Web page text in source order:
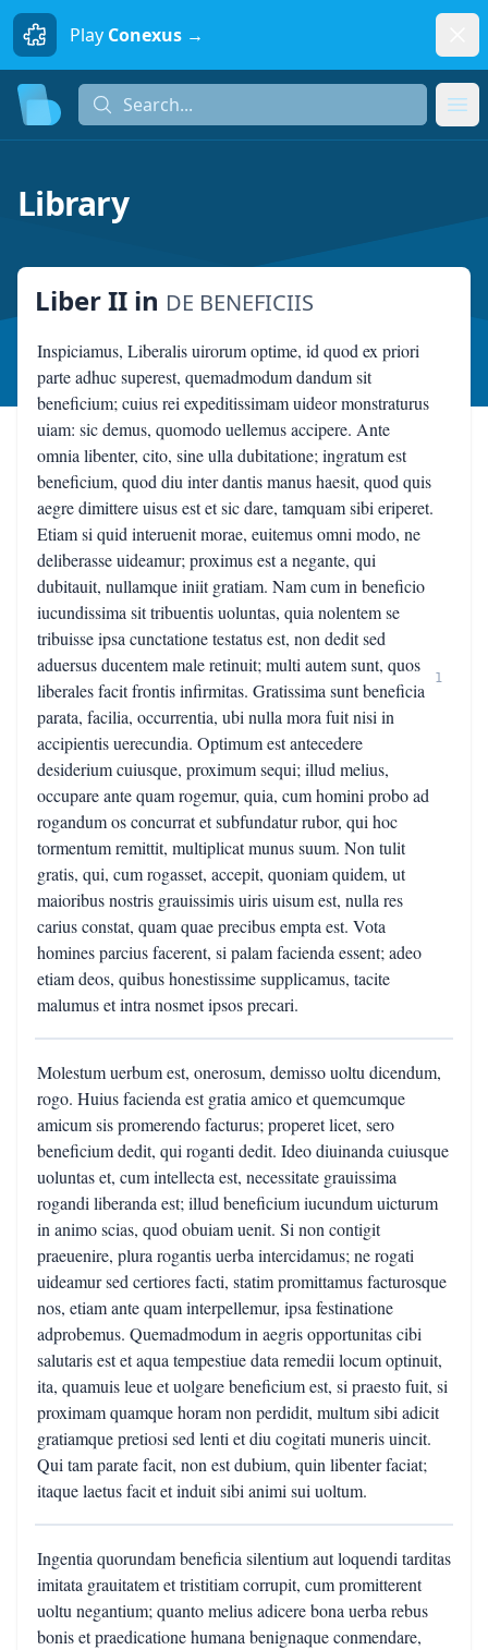
Play Conexus →
Search...
Library
Liber II in DE BENEFICIIS
Inspiciamus, Liberalis uirorum optime, id quod ex priori
parte adhuc superest, quemadmodum dandum sit
beneficium; cuius rei expeditissimam uideor monstraturus
uiam: sic demus, quomodo uellemus accipere. Ante
omnia libenter, cito, sine ulla dubitatione; ingratum est
beneficium, quod diu inter dantis manus haesit, quod quis
aegre dimittere uisus est et sic dare, tamquam sibi eriperet.
Etiam si quid interuenit morae, euitemus omni modo, ne
deliberasse uideamur; proximus est a negante, qui
dubitauit, nullamque iniit gratiam. Nam cum in beneficio
iucundissima sit tribuentis uoluntas, quia nolentem se
tribuisse ipsa cunctatione testatus est, non dedit sed
aduersus ducentem male retinuit; multi autem sunt, quos
liberales facit frontis infirmitas. Gratissima sunt beneficia
parata, facilia, occurrentia, ubi nulla mora fuit nisi in
accipientis uerecundia. Optimum est antecedere
desiderium cuiusque, proximum sequi; illud melius,
occupare ante quam rogemur, quia, cum homini probo ad
rogandum os concurrat et subfundatur rubor, qui hoc
tormentum remittit, multiplicat munus suum. Non tulit
gratis, qui, cum rogasset, accepit, quoniam quidem, ut
maioribus nostris grauissimis uiris uisum est, nulla res
carius constat, quam quae precibus empta est. Vota
homines parcius facerent, si palam facienda essent; adeo
etiam deos, quibus honestissime supplicamus, tacite
malumus et intra nosmet ipsos precari.
1
Molestum uerbum est, onerosum, demisso uoltu dicendum,
rogo. Huius facienda est gratia amico et quemcumque
amicum sis promerendo facturus; properet licet, sero
beneficium dedit, qui roganti dedit. Ideo diuinanda cuiusque
uoluntas et, cum intellecta est, necessitate grauissima
rogandi liberanda est; illud beneficium iucundum uicturum
in animo scias, quod obuiam uenit. Si non contigit
praeuenire, plura rogantis uerba intercidamus; ne rogati
uideamur sed certiores facti, statim promittamus facturosque
nos, etiam ante quam interpellemur, ipsa festinatione
adprobemus. Quemadmodum in aegris opportunitas cibi
salutaris est et aqua tempestiue data remedii locum optinuit,
ita, quamuis leue et uolgare beneficium est, si praesto fuit, si
proximam quamque horam non perdidit, multum sibi adicit
gratiamque pretiosi sed lenti et diu cogitati muneris uincit.
Qui tam parate facit, non est dubium, quin libenter faciat;
itaque laetus facit et induit sibi animi sui uoltum.
Ingentia quorundam beneficia silentium aut loquendi tarditas
imitata grauitatem et tristitiam corrupit, cum promitterent
uoltu negantium; quanto melius adicere bona uerba rebus
bonis et praedicatione humana benignaque conmendare,